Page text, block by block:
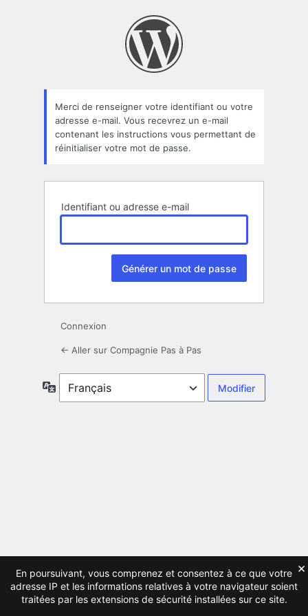
oublié
Merci de renseigner votre identifiant ou votre
adresse e-mail. Vous recevrez un e-mail
contenant les instructions vous permettant de
réinitialiser votre mot de passe.
Identifiant ou adresse e-mail
Connexion
← Aller sur Compagnie Pas à Pas
Langue
En poursuivant, vous comprenez et consentez à ce que votre
adresse IP et les informations relatives à votre navigateur soient
traitées par les extensions de sécurité installées sur ce site.
×